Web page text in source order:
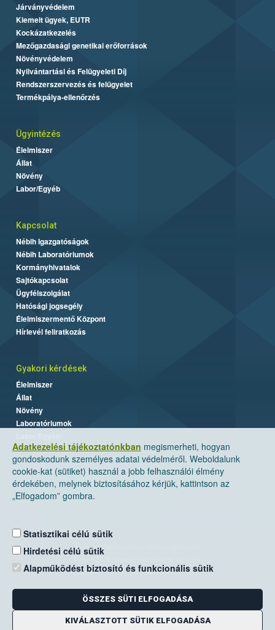
Adatkezelési tájékoztatónkban megismerheti, hogyan
gondoskodunk személyes adatai védelméről. Weboldalunk
cookie-kat (sütiket) használ a jobb felhasználói élmény
érdekében, melynek biztosításához kérjük, kattintson az
„Elfogadom” gombra.
Statisztikai célú sütik
Hirdetési célú sütik
Alapműködést biztosító és funkcionális sütik
ÖSSZES SÜTI ELFOGADÁSA
KIVÁLASZTOTT SÜTIK ELFOGADÁSA
Járványvédelem
Kiemelt ügyek, EUTR
Kockázatkezelés
Mezőgazdasági genetikai erőforrások
Növényvédelem
Nyilvántartási és Felügyeleti Díj
Rendszerszervezés és felügyelet
Termékpálya-ellenőrzés
Ügyintézés
Élelmiszer
Állat
Növény
Labor/Egyéb
Kapcsolat
Nébih Igazgatóságok
Nébih Laboratóriumok
Kormányhivatalok
Sajtókapcsolat
Ügyfélszolgálat
Hatósági jogsegély
Élelmiszermentő Központ
Hírlevél feliratkozás
Gyakori kérdések
Élelmiszer
Állat
Növény
Laboratóriumok
Nemzeti Élelmiszerlánc-biztonsági Hivatal
Levelezési cím: 1525 Budapest. Pf. 30.
E-mail:ugyfelszolgalat@nebih.gov.hu
Zöld szám: 06-80/263-244